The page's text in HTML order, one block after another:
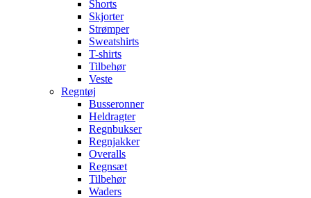
Shorts
Skjorter
Strømper
Sweatshirts
T-shirts
Tilbehør
Veste
Regntøj
Busseronner
Heldragter
Regnbukser
Regnjakker
Overalls
Regnsæt
Tilbehør
Waders